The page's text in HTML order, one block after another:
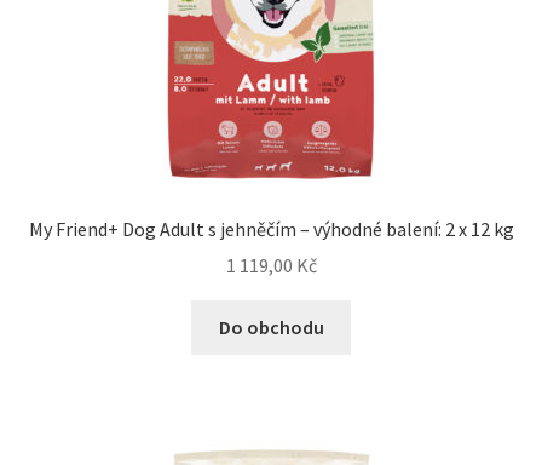
Hračky pro psy
Konzervy a kapsičky pro psy
Ortopedické pelíšky
My Friend+ Dog Adult s jehněčím – výhodné balení: 2 x 12 kg
1 119,00 Kč
Do obchodu